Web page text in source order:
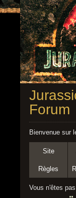
Forum
Bienvenue sur
Site
Règles
Vous n'êtes